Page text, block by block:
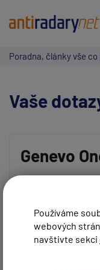
Používáme
webových
navštivte sekci
Poradna, články vše
Vaše
Vaše jméno:
Váš e-mail:
Genevo
Jakun před 12 roky